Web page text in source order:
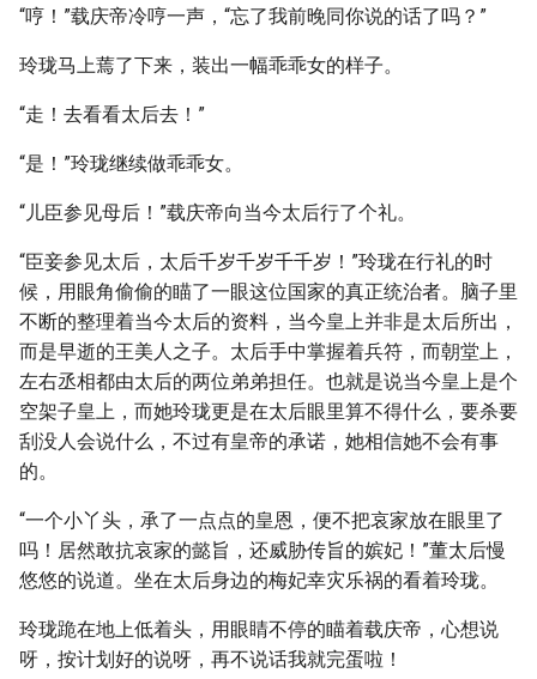
“哼！”载庆帝冷哼一声，“忘了我前晚同你说的话了吗？”
玲珑马上蔫了下来，装出一幅乖乖女的样子。
“走！去看看太后去！”
“是！”玲珑继续做乖乖女。
“儿臣参见母后！”载庆帝向当今太后行了个礼。
“臣妾参见太后，太后千岁千岁千千岁！”玲珑在行礼的时
候，用眼角偷偷的瞄了一眼这位国家的真正统治者。脑子里
不断的整理着当今太后的资料，当今皇上并非是太后所出，
而是早逝的王美人之子。太后手中掌握着兵符，而朝堂上，
左右丞相都由太后的两位弟弟担任。也就是说当今皇上是个
空架子皇上，而她玲珑更是在太后眼里算不得什么，要杀要
刮没人会说什么，不过有皇帝的承诺，她相信她不会有事
的。
“一个小丫头，承了一点点的皇恩，便不把哀家放在眼里了
吗！居然敢抗哀家的懿旨，还威胁传旨的嫔妃！”董太后慢
悠悠的说道。坐在太后身边的梅妃幸灾乐祸的看着玲珑。
玲珑跪在地上低着头，用眼睛不停的瞄着载庆帝，心想说
呀，按计划好的说呀，再不说话我就完蛋啦！